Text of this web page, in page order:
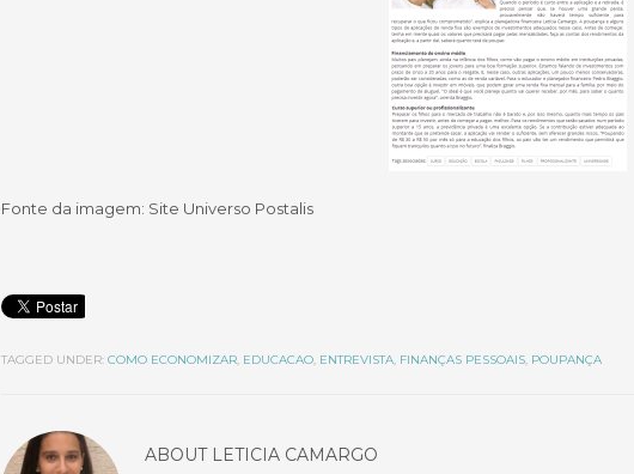
Fonte da imagem: Site Universo Postalis
TAGGED UNDER: COMO ECONOMIZAR, EDUCACAO, ENTREVISTA, FINANÇAS PESSOAIS, POUPANÇA
ABOUT LETICIA CAMARGO